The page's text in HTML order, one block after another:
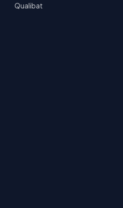
Qualibat